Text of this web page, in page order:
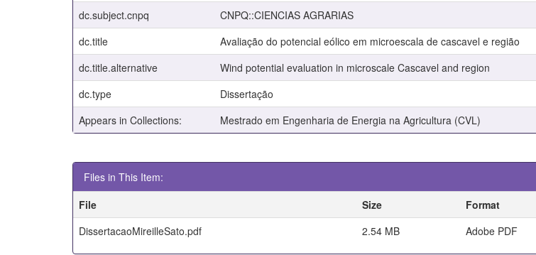
dc.subject.cnpq
CNPQ::CIENCIAS AGRARIAS
dc.title
Avaliação do potencial eólico em microescala de cascavel e região
dc.title.alternative
Wind potential evaluation in microscale Cascavel and region
dc.type
Dissertação
Appears in Collections:
Mestrado em Engenharia de Energia na Agricultura (CVL)
Files in This Item:
File
Size
Format
DissertacaoMireilleSato.pdf
2.54 MB Adobe PDF